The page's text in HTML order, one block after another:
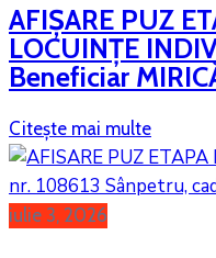
AFIȘARE PUZ
LOCUINȚE
Beneficiar
Citește mai multe
iulie 3, 2026